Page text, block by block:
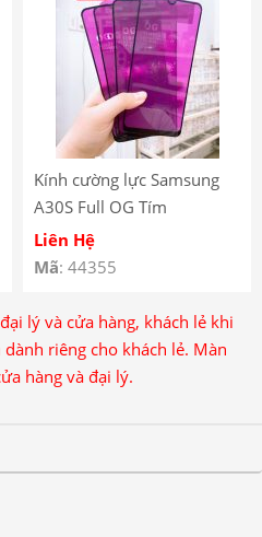
Kính cường lực Samsung
A30S Full OG Tím
Liên Hệ
Mã: 44355
lý và cửa hàng, khách lẻ khi
riêng cho khách lẻ. Màn
hàng và đại lý.